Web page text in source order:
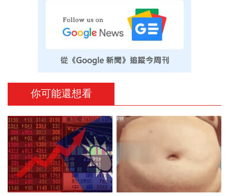
你可能還想看
PR